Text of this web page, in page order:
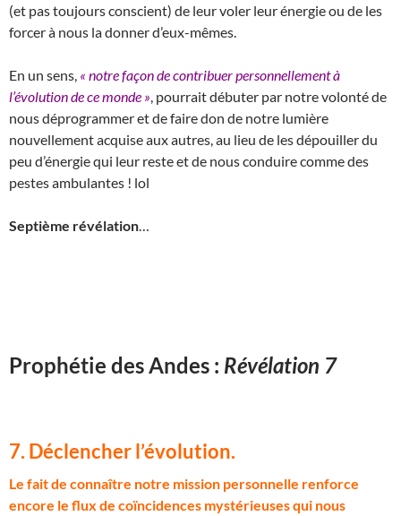
(et pas toujours conscient) de leur voler leur énergie ou de les
forcer à nous la donner d’eux-mêmes.
En un sens, « notre façon de contribuer personnellement à
l’évolution de ce monde » , pourrait débuter par notre volonté de
nous déprogrammer et de faire don de notre lumière
nouvellement acquise aux autres, au lieu de les dépouiller du
peu d’énergie qui leur reste et de nous conduire comme des
pestes ambulantes ! lol
Septième révélation
Prophétie des Andes : Révélation 7
7. Déclencher l’évolution.
L e fait de connaître notre mission personnelle renforce
encore le flux de coïncidences mystérieuses qui nous